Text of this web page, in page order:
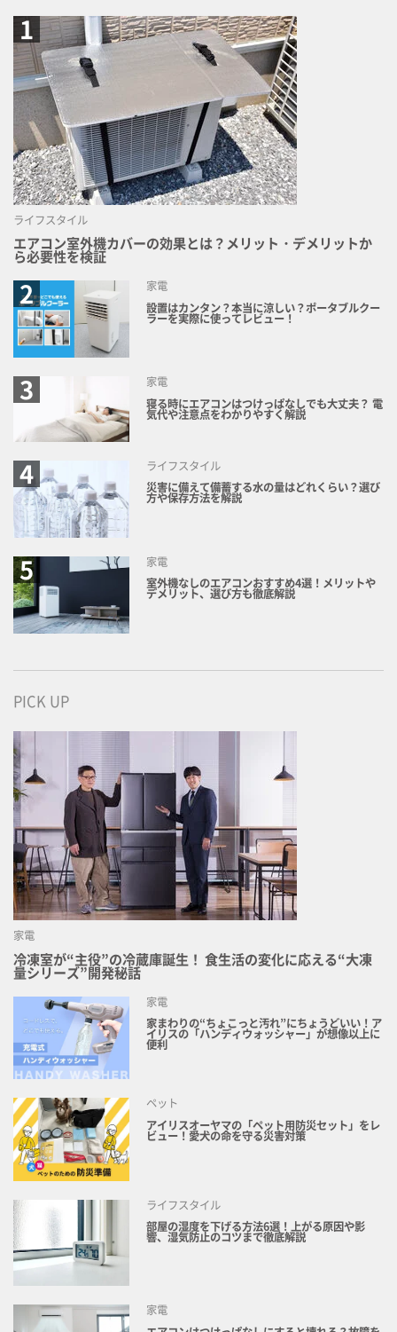
ライフスタイル
エアコン室外機カバーの効果とは？メリット・デメリットか
ら必要性を検証
家電
設置はカンタン？本当に涼しい？ポータブルクー
ラーを実際に使ってレビュー！
家電
寝る時にエアコンはつけっぱなしでも大丈夫？ 電
気代や注意点をわかりやすく解説
ライフスタイル
災害に備えて備蓄する水の量はどれくらい？選び
方や保存方法を解説
家電
室外機なしのエアコンおすすめ4選！メリットや
デメリット、選び方も徹底解説
PICK UP
家電
冷凍室が“主役”の冷蔵庫誕生！ 食生活の変化に応える“大凍
量シリーズ”開発秘話
家電
家まわりの“ちょこっと汚れ”にちょうどいい！ア
イリスの「ハンディウォッシャー」が想像以上に
便利
ペット
アイリスオーヤマの「ペット用防災セット」をレ
ビュー！愛犬の命を守る災害対策
ライフスタイル
部屋の湿度を下げる方法6選！上がる原因や影
響、湿気防止のコツまで徹底解説
家電